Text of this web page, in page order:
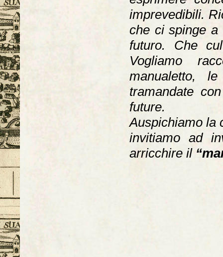
imprevedibili.
che ci spinge a
futuro. Che
Vogliamo
manualetto,
tramandate
future.
Auspichiamo la
invitiamo ad
arricchire il